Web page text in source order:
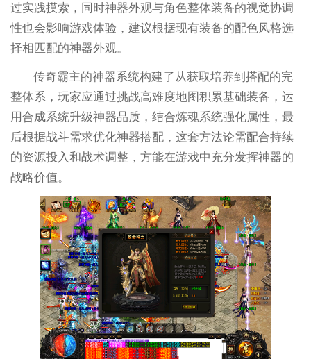
过实践摸索，同时神器外观与角色整体装备的视觉协调
性也会影响游戏体验，建议根据现有装备的配色风格选
择相匹配的神器外观。
传奇霸主的神器系统构建了从获取培养到搭配的完
整体系，玩家应通过挑战高难度地图积累基础装备，运
用合成系统升级神器品质，结合炼魂系统强化属性，最
后根据战斗需求优化神器搭配，这套方法论需配合持续
的资源投入和战术调整，方能在游戏中充分发挥神器的
战略价值。